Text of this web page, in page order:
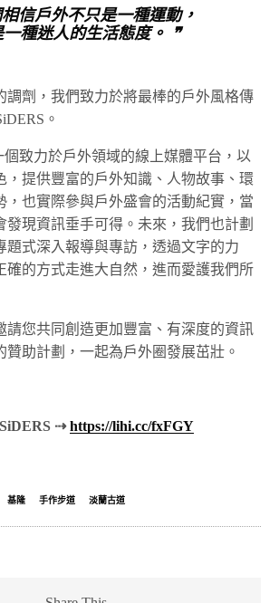
信戶外不只是一種運動，
一種迷人的生活態度。 ❞
調劑，我們致力於將最棒的戶外風格傳
。
個致力於戶外領域的線上媒體平台，以
，提供豐富的戶外知識、人物故事、環
，也實際參與戶外盛會的活動紀實，當
發現資訊垂手可得。未來，我們也計劃
題式深入報導與專訪，透過文字的力
確的方式走進大自然，進而愛護我們所
請您共同創造更加豐富、有深度的資訊
贊助計劃，一起為戶外圈發展茁壯。
⇢https://lihi.cc/fxFGY
基隆 手作步道 淡蘭古道